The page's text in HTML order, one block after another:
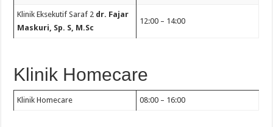
Klinik Eksekutif Saraf 2 dr. Fajar
Maskuri, Sp. S, M.Sc
12:00 – 14:00
Klinik Homecare
Klinik Homecare 08:00 – 16:00